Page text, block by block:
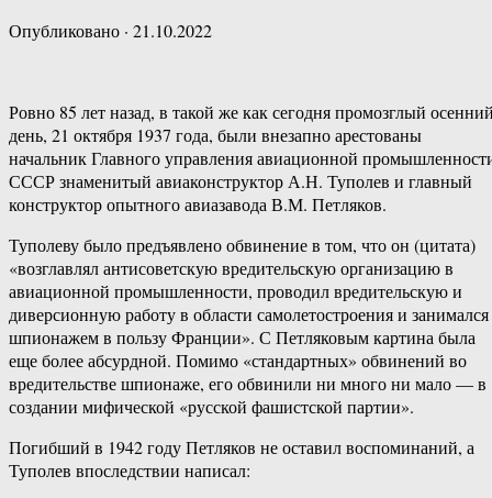
Опубликовано · 21.10.2022
Ровно 85 лет назад, в такой же как сегодня промозглый
день, 21 октября 1937 года, были внезапно арестованы
начальник Главного управления авиационной
СССР знаменитый авиаконструктор А.Н. Туполев и главный
конструктор опытного авиазавода В.М. Петляков.
Туполеву было предъявлено обвинение в том, что он (цитата)
«возглавлял антисоветскую вредительскую организацию в
авиационной промышленности, проводил вредительскую и
диверсионную работу в области самолетостроения и занимался
шпионажем в пользу Франции». С Петляковым картина была
еще более абсурдной. Помимо «стандартных» обвинений во
вредительстве шпионаже, его обвинили ни много ни мало — в
создании мифической «русской фашистской партии».
Погибший в 1942 году Петляков не оставил воспоминаний, а
Туполев впоследствии написал: